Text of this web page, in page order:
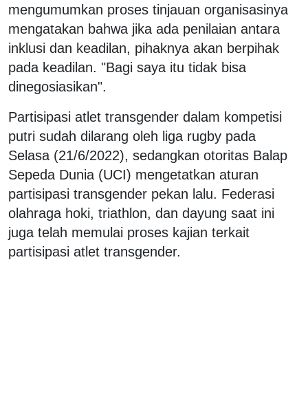
mengumumkan proses tinjauan organisasinya
mengatakan bahwa jika ada penilaian antara
inklusi dan keadilan, pihaknya akan berpihak
pada keadilan. "Bagi saya itu tidak bisa
dinegosiasikan".
Partisipasi atlet transgender dalam kompetisi
putri sudah dilarang oleh liga rugby pada
Selasa (21/6/2022), sedangkan otoritas Balap
Sepeda Dunia (UCI) mengetatkan aturan
partisipasi transgender pekan lalu. Federasi
olahraga hoki, triathlon, dan dayung saat ini
juga telah memulai proses kajian terkait
partisipasi atlet transgender.